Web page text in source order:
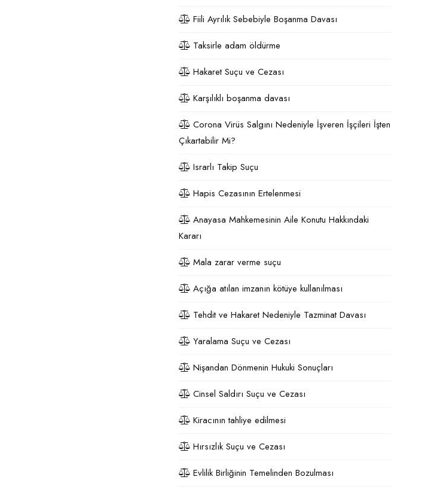
Fiili Ayrılık Sebebiyle Boşanma Davası
Taksirle adam öldürme
Hakaret Suçu ve Cezası
Karşılıklı boşanma davası
Corona Virüs Salgını Nedeniyle İşveren İşçileri İşten
Çıkartabilir Mi?
Israrlı Takip Suçu
Hapis Cezasının Ertelenmesi
Anayasa Mahkemesinin Aile Konutu Hakkındaki
Kararı
Mala zarar verme suçu
Açığa atılan imzanın kötüye kullanılması
Tehdit ve Hakaret Nedeniyle Tazminat Davası
Yaralama Suçu ve Cezası
Nişandan Dönmenin Hukuki Sonuçları
Cinsel Saldırı Suçu ve Cezası
Kiracının tahliye edilmesi
Hırsızlık Suçu ve Cezası
Evlilik Birliğinin Temelinden Bozulması